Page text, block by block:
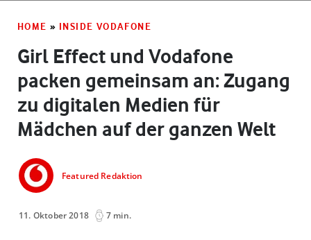
HOME » INSIDE VODAFONE
Girl Effect und Vodafone
packen gemeinsam an: Zugang
zu digitalen Medien für
Mädchen auf der ganzen Welt
Featured Redaktion
11. Oktober 2018 7 min.